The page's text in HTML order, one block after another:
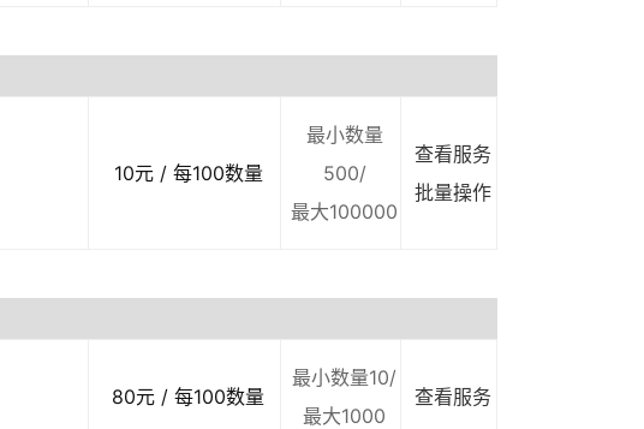
10元 / 每100数量
最小数量
500/
最大100000
查看服务
批量操作
80元 / 每100数量
最小数量10/
最大1000
查看服务